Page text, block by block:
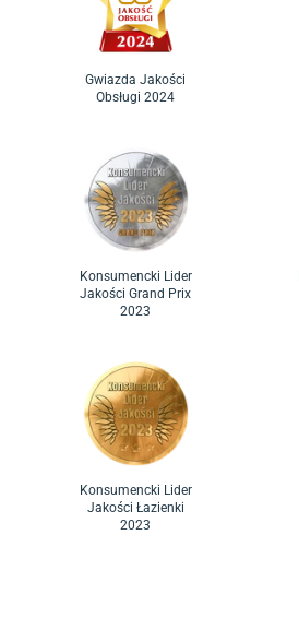
Gwiazda Jakości
Obsługi 2024
Konsumencki Lider
Jakości Grand Prix
2023
Konsumencki Lider
Jakości Łazienki
2023